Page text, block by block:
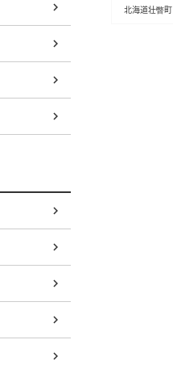
北海道壮瞥町